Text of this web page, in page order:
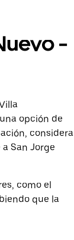
-
opción de
considera
San Jorge
como el
que la